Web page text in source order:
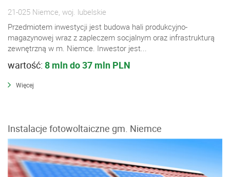
21-025 Niemce, woj. lubelskie
Przedmiotem inwestycji jest budowa hali produkcyjno-
magazynowej wraz z zapleczem socjalnym oraz infrastrukturą
zewnętrzną w m. Niemce. Inwestor jest...
wartość: 8 mln do 37 mln PLN
Więcej
Instalacje fotowoltaiczne gm. Niemce